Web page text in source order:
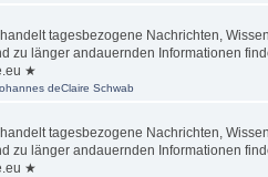
tagesbezogene Nachrichten,
zu länger andauernden Informationen
★
deClaire Schwab
tagesbezogene Nachrichten,
zu länger andauernden Informationen
★